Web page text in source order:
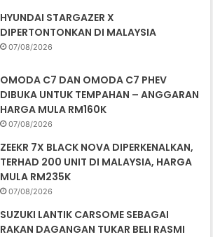
HYUNDAI STARGAZER X
DIPERTONTONKAN DI MALAYSIA
07/08/2026
OMODA C7 DAN OMODA C7 PHEV
DIBUKA UNTUK TEMPAHAN – ANGGARAN
HARGA MULA RM160K
07/08/2026
ZEEKR 7X BLACK NOVA DIPERKENALKAN,
TERHAD 200 UNIT DI MALAYSIA, HARGA
MULA RM235K
07/08/2026
SUZUKI LANTIK CARSOME SEBAGAI
RAKAN DAGANGAN TUKAR BELI RASMI